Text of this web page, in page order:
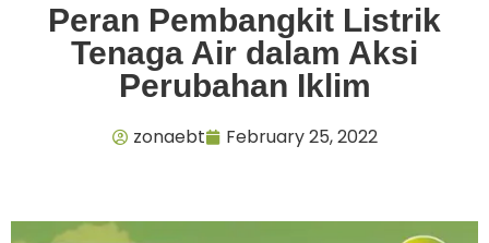
Peran Pembangkit Listrik
Tenaga Air dalam Aksi
Perubahan Iklim
zonaebt February 25, 2022